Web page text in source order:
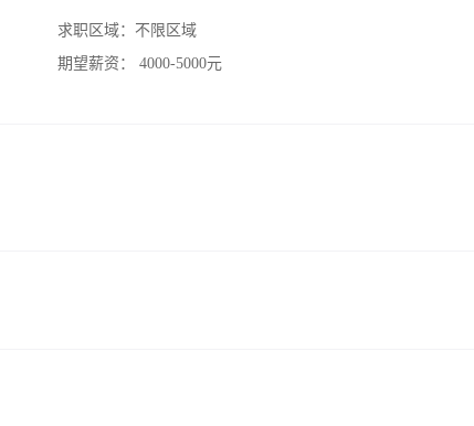
求职区域： 不限区域
期望薪资：
4000-5000元